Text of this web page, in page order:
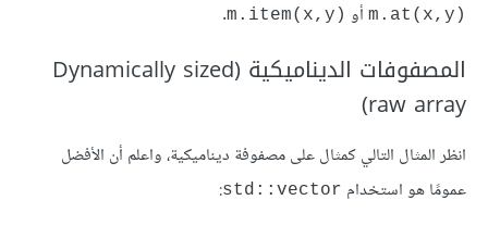
m.at(x,y)‎ أو m.item(x,y)‎
.
المصفوفات الديناميكية (Dynamically sized
raw array)
انظر المثال التالي كمثال على مصفوفة ديناميكية، واعلم أن الأفضل
عمومًا هو استخدام std::vector
: